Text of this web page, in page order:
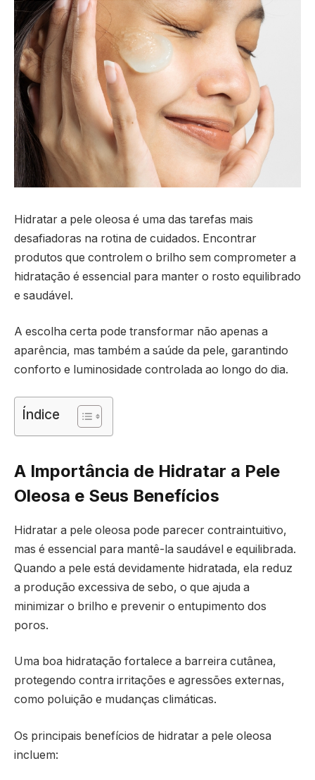
Hidratar a pele oleosa é uma das tarefas mais
desafiadoras na rotina de cuidados. Encontrar
produtos que controlem o brilho sem comprometer a
hidratação é essencial para manter o rosto equilibrado
e saudável.
A escolha certa pode transformar não apenas a
aparência, mas também a saúde da pele, garantindo
conforto e luminosidade controlada ao longo do dia.
Índice
A Importância de Hidratar a Pele
Oleosa e Seus Benefícios
Hidratar a pele oleosa pode parecer contraintuitivo,
mas é essencial para mantê-la saudável e equilibrada.
Quando a pele está devidamente hidratada, ela reduz
a produção excessiva de sebo, o que ajuda a
minimizar o brilho e prevenir o entupimento dos
poros.
Uma boa hidratação fortalece a barreira cutânea,
protegendo contra irritações e agressões externas,
como poluição e mudanças climáticas.
Os principais benefícios de hidratar a pele oleosa
incluem: